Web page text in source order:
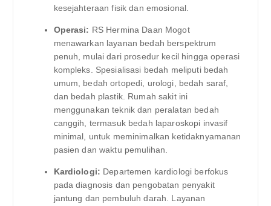
kesejahteraan fisik dan emosional.
Operasi: RS Hermina Daan Mogot
menawarkan layanan bedah berspektrum
penuh, mulai dari prosedur kecil hingga operasi
kompleks. Spesialisasi bedah meliputi bedah
umum, bedah ortopedi, urologi, bedah saraf,
dan bedah plastik. Rumah sakit ini
menggunakan teknik dan peralatan bedah
canggih, termasuk bedah laparoskopi invasif
minimal, untuk meminimalkan ketidaknyamanan
pasien dan waktu pemulihan.
Kardiologi: Departemen kardiologi berfokus
pada diagnosis dan pengobatan penyakit
jantung dan pembuluh darah. Layanan